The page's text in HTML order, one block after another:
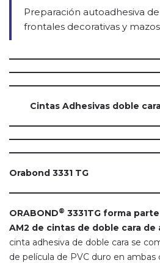
Preparación autoadhesiva
frontales decorativas y
Cintas Adhesivas doble
Orabond 3331 TG
ORABOND® 3331TG forma
AM2 de cintas de doble cara
cinta adhesiva de doble cara se
de película de PVC duro en ambas